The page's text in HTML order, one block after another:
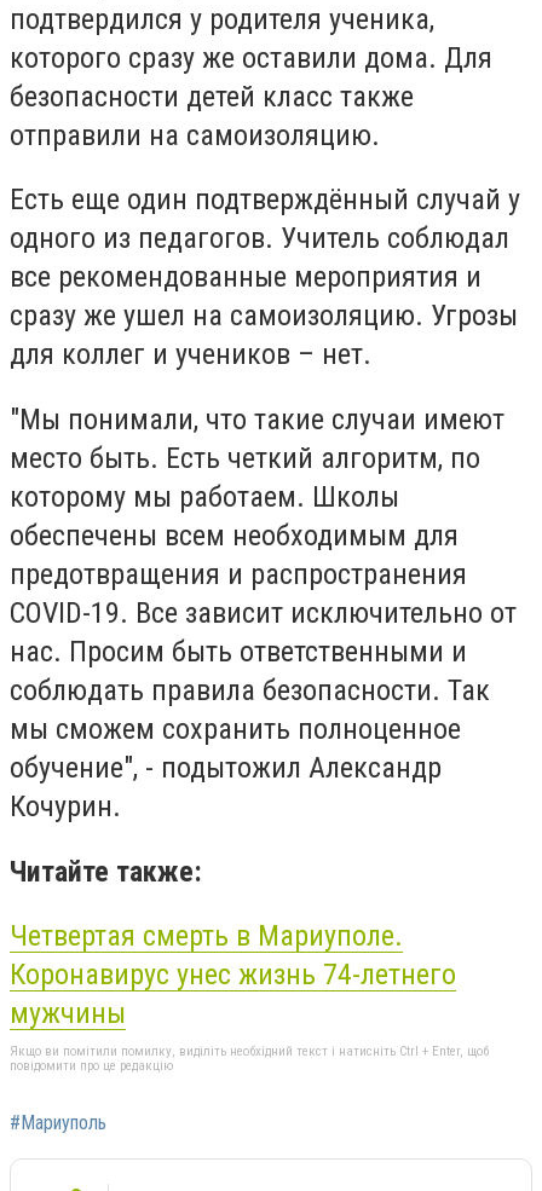
подтвердился у родителя ученика,
которого сразу же оставили дома. Для
безопасности детей класс также
отправили на самоизоляцию.
Есть еще один подтверждённый случай у
одного из педагогов. Учитель соблюдал
все рекомендованные мероприятия и
сразу же ушел на самоизоляцию. Угрозы
для коллег и учеников – нет.
"Мы понимали, что такие случаи имеют
место быть. Есть четкий алгоритм, по
которому мы работаем. Школы
обеспечены всем необходимым для
предотвращения и распространения
COVID-19. Все зависит исключительно от
нас. Просим быть ответственными и
соблюдать правила безопасности. Так
мы сможем сохранить полноценное
обучение", - подытожил Александр
Кочурин.
Читайте также:
Четвертая смерть в Мариуполе.
Коронавирус унес жизнь 74-летнего
мужчины
Якщо ви помітили помилку, виділіть необхідний текст і натисніть Ctrl + Enter, щоб
повідомити про це редакцію
#Мариуполь